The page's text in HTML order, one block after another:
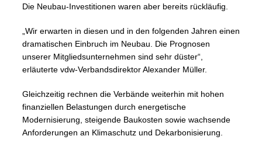
Die Neubau-Investitionen waren aber bereits rückläufig.
„Wir erwarten in diesen und in den folgenden Jahren einen
dramatischen Einbruch im Neubau. Die Prognosen
unserer Mitgliedsunternehmen sind sehr düster“,
erläuterte vdw-Verbandsdirektor Alexander Müller.
Gleichzeitig rechnen die Verbände weiterhin mit hohen
finanziellen Belastungen durch energetische
Modernisierung, steigende Baukosten sowie wachsende
Anforderungen an Klimaschutz und Dekarbonisierung.